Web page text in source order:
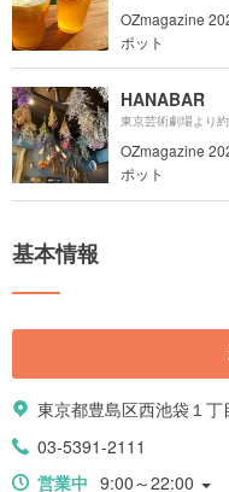
OZmagazine
ポット
HANABAR
東京芸術劇場より約
OZmagazine
ポット
基本情報
東京都豊島区西池袋１丁
03-5391-2111
営業中 9:00～22:00